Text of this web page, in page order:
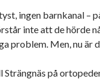
ingen barnkanal –
inte att de hörde
problem. Men, nu är
på